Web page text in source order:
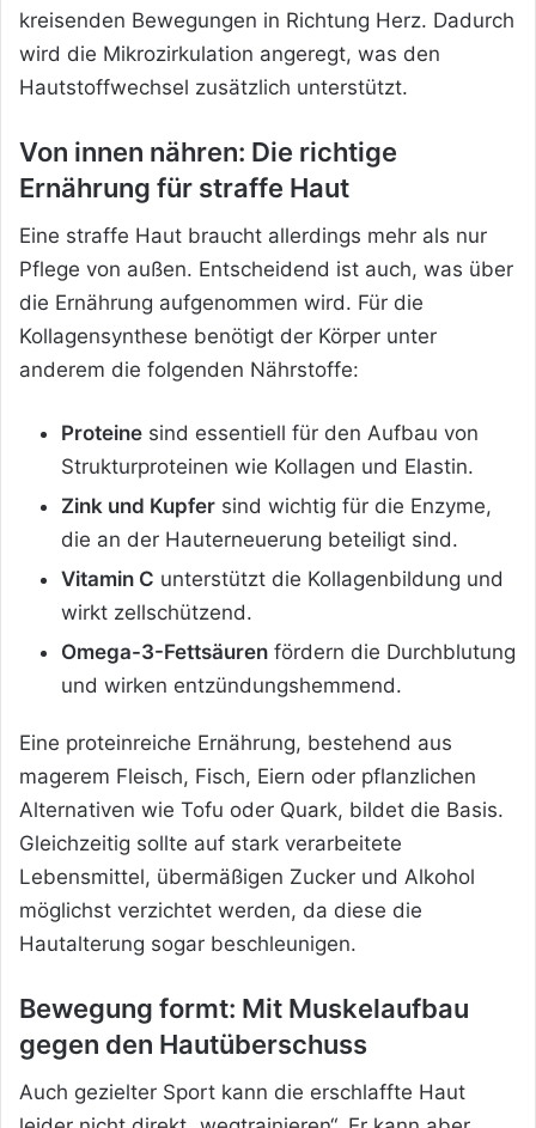
kreisenden Bewegungen in Richtung Herz. Dadurch
wird die Mikrozirkulation angeregt, was den
Hautstoffwechsel zusätzlich unterstützt.
Von innen nähren: Die richtige
Ernährung für straffe Haut
Eine straffe Haut braucht allerdings mehr als nur
Pflege von außen. Entscheidend ist auch, was über
die Ernährung aufgenommen wird. Für die
Kollagensynthese benötigt der Körper unter
anderem die folgenden Nährstoffe:
Proteine sind essentiell für den Aufbau von
Strukturproteinen wie Kollagen und Elastin.
Zink und Kupfer sind wichtig für die Enzyme,
die an der Hauterneuerung beteiligt sind.
Vitamin C unterstützt die Kollagenbildung und
wirkt zellschützend.
Omega-3-Fettsäuren fördern die Durchblutung
und wirken entzündungshemmend.
Eine proteinreiche Ernährung, bestehend aus
magerem Fleisch, Fisch, Eiern oder pflanzlichen
Alternativen wie Tofu oder Quark, bildet die Basis.
Gleichzeitig sollte auf stark verarbeitete
Lebensmittel, übermäßigen Zucker und Alkohol
möglichst verzichtet werden, da diese die
Hautalterung sogar beschleunigen.
Bewegung formt: Mit Muskelaufbau
gegen den Hautüberschuss
Auch gezielter Sport kann die erschlaffte Haut